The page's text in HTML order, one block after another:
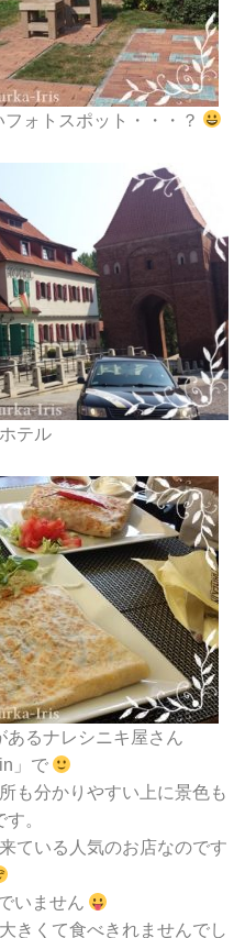
ォトスポット・・・？
テル
あるナレシニキ屋さん
」で
も分かりやすい上に景色も
。
ている人気のお店なのです
いません
きくて食べきれませんでし